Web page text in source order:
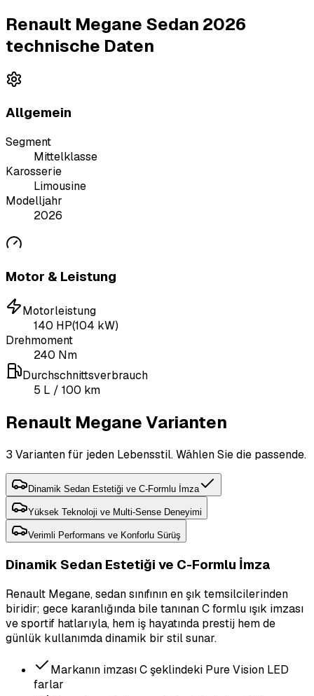
Renault Megane Sedan 2026
technische Daten
Allgemein
Segment
Mittelklasse
Karosserie
Limousine
Modelljahr
2026
Motor & Leistung
Motorleistung
140 HP(104 kW)
Drehmoment
240 Nm
Durchschnittsverbrauch
5 L / 100 km
Renault Megane Varianten
3 Varianten für jeden Lebensstil. Wählen Sie die passende.
Dinamik Sedan Estetiği ve C-Formlu İmza
Yüksek Teknoloji ve Multi-Sense Deneyimi
Verimli Performans ve Konforlu Sürüş
Dinamik Sedan Estetiği ve C-Formlu İmza
Renault Megane, sedan sınıfının en şık temsilcilerinden
biridir; gece karanlığında bile tanınan C formlu ışık imzası
ve sportif hatlarıyla, hem iş hayatında prestij hem de
günlük kullanımda dinamik bir stil sunar.
Markanın imzası C şeklindeki Pure Vision LED
farlar